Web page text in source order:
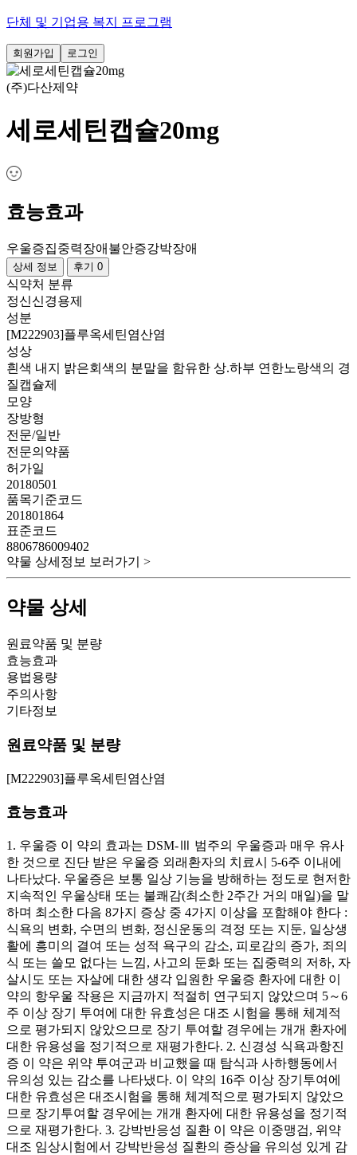
단체 및 기업용 복지 프로그램
회원가입 로그인
(주)다산제약
세로세틴캡슐20mg
효능효과
우울증집중력장애 불안증강박장애
상세 정보 후기 0
식약처 분류
정신신경용제
성분
[M222903]플루옥세틴염산염
성상
흰색 내지 밝은회색의 분말을 함유한 상.하부 연한노랑색의 경
질캡슐제
모양
장방형
전문/일반
전문의약품
허가일
20180501
품목기준코드
201801864
표준코드
8806786009402
약물 상세정보 보러가기 >
약물 상세
원료약품 및 분량
효능효과
용법용량
주의사항
기타정보
원료약품 및 분량
[M222903]플루옥세틴염산염
효능효과
1. 우울증 이 약의 효과는 DSM-Ⅲ 범주의 우울증과 매우 유사
한 것으로 진단 받은 우울증 외래환자의 치료시 5-6주 이내에
나타났다. 우울증은 보통 일상 기능을 방해하는 정도로 현저한
지속적인 우울상태 또는 불쾌감(최소한 2주간 거의 매일)을 말
하며 최소한 다음 8가지 증상 중 4가지 이상을 포함해야 한다 :
식욕의 변화, 수면의 변화, 정신운동의 격정 또는 지둔, 일상생
활에 흥미의 결여 또는 성적 욕구의 감소, 피로감의 증가, 죄의
식 또는 쓸모 없다는 느낌, 사고의 둔화 또는 집중력의 저하, 자
살시도 또는 자살에 대한 생각 입원한 우울증 환자에 대한 이
약의 항우울 작용은 지금까지 적절히 연구되지 않았으며 5～6
주 이상 장기 투여에 대한 유효성은 대조 시험을 통해 체계적
으로 평가되지 않았으므로 장기 투여할 경우에는 개개 환자에
대한 유용성을 정기적으로 재평가한다. 2. 신경성 식욕과항진
증 이 약은 위약 투여군과 비교했을 때 탐식과 사하행동에서
유의성 있는 감소를 나타냈다. 이 약의 16주 이상 장기투여에
대한 유효성은 대조시험을 통해 체계적으로 평가되지 않았으
므로 장기투여할 경우에는 개개 환자에 대한 유용성을 정기적
으로 재평가한다. 3. 강박반응성 질환 이 약은 이중맹검, 위약
대조 임상시험에서 강박반응성 질환의 증상을 유의성 있게 감